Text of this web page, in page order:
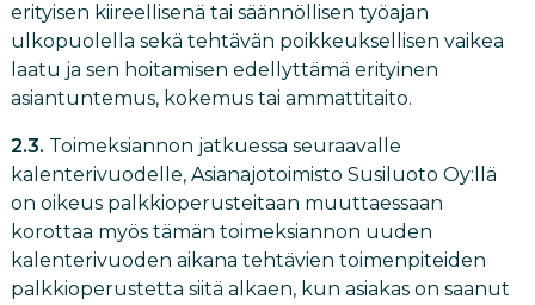
erityisen kiireellisenä tai säännöllisen työajan
ulkopuolella sekä tehtävän poikkeuksellisen vaikea
laatu ja sen hoitamisen edellyttämä erityinen
asiantuntemus, kokemus tai ammattitaito.
2.3. Toimeksiannon jatkuessa seuraavalle
kalenterivuodelle, Asianajotoimisto Susiluoto Oy:llä
on oikeus palkkioperusteitaan muuttaessaan
korottaa myös tämän toimeksiannon uuden
kalenterivuoden aikana tehtävien toimenpiteiden
palkkioperustetta siitä alkaen, kun asiakas on saanut